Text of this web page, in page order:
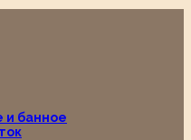
и банное